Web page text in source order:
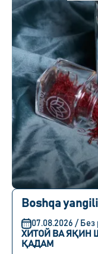
Boshqa
07.08.2026 / Без
ХИТОЙ ВА ЯҚИН
ҚАДАМ